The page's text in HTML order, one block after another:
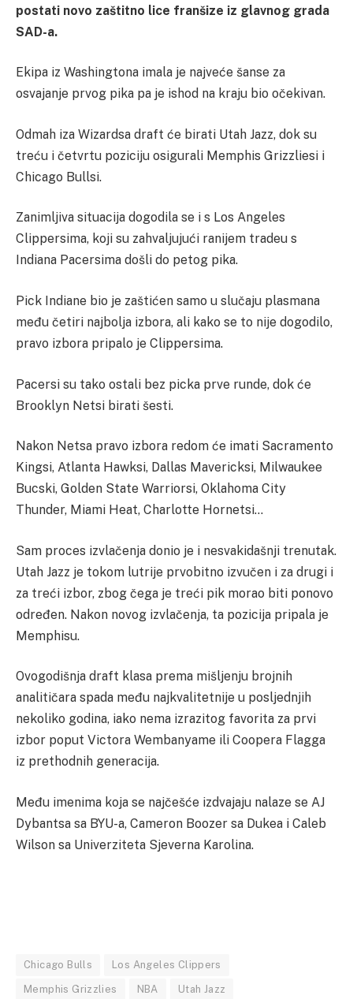
postati novo zaštitno lice franšize iz glavnog grada
SAD-a.
Ekipa iz Washingtona imala je najveće šanse za
osvajanje prvog pika pa je ishod na kraju bio očekivan.
Odmah iza Wizardsa draft će birati Utah Jazz, dok su
treću i četvrtu poziciju osigurali Memphis Grizzliesi i
Chicago Bullsi.
Zanimljiva situacija dogodila se i s Los Angeles
Clippersima, koji su zahvaljujući ranijem tradeu s
Indiana Pacersima došli do petog pika.
Pick Indiane bio je zaštićen samo u slučaju plasmana
među četiri najbolja izbora, ali kako se to nije dogodilo,
pravo izbora pripalo je Clippersima.
Pacersi su tako ostali bez picka prve runde, dok će
Brooklyn Netsi birati šesti.
Nakon Netsa pravo izbora redom će imati Sacramento
Kingsi, Atlanta Hawksi, Dallas Mavericksi, Milwaukee
Bucski, Golden State Warriorsi, Oklahoma City
Thunder, Miami Heat, Charlotte Hornetsi…
Sam proces izvlačenja donio je i nesvakidašnji trenutak.
Utah Jazz je tokom lutrije prvobitno izvučen i za drugi i
za treći izbor, zbog čega je treći pik morao biti ponovo
određen. Nakon novog izvlačenja, ta pozicija pripala je
Memphisu.
Ovogodišnja draft klasa prema mišljenju brojnih
analitičara spada među najkvalitetnije u posljednjih
nekoliko godina, iako nema izrazitog favorita za prvi
izbor poput Victora Wembanyame ili Coopera Flagga
iz prethodnih generacija.
Među imenima koja se najčešće izdvajaju nalaze se AJ
Dybantsa sa BYU-a, Cameron Boozer sa Dukea i Caleb
Wilson sa Univerziteta Sjeverna Karolina.
Chicago Bulls Los Angeles Clippers
Memphis Grizzlies NBA Utah Jazz